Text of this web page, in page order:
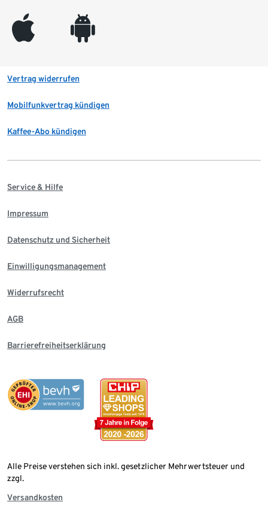
appleinc android
Vertrag widerrufen
Mobilfunkvertrag kündigen
Kaffee-Abo kündigen
Service & Hilfe
Impressum
Datenschutz und Sicherheit
Einwilligungsmanagement
Widerrufsrecht
AGB
Barrierefreiheitserklärung
Alle Preise verstehen sich inkl. gesetzlicher Mehrwertsteuer und
zzgl.
Versandkosten